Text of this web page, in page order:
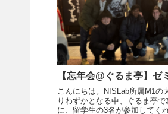
【忘年会@ぐるま亭】ゼ
こんにちは。NISLab所属M1の
りわずかとなる中、ぐるま亭
に、留学生の3名が参加してく